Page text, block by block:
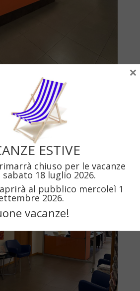
ESTIVE
chiuso per le vacanze
sabato 18 luglio 2026.
al pubblico mercoleì 1
2026.
vacanze!
×